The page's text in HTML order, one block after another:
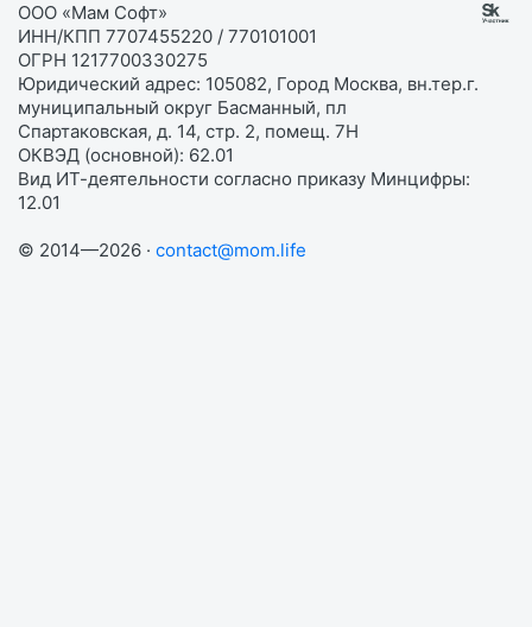
ООО «Мам Софт»
ИНН/КПП 7707455220 / 770101001
ОГРН 1217700330275
Юридический адрес: 105082, Город Москва, вн.тер.г.
муниципальный округ Басманный, пл
Спартаковская, д. 14, стр. 2, помещ. 7Н
ОКВЭД (основной): 62.01
Вид ИТ-деятельности согласно приказу Минцифры:
12.01
© 2014—2026 · contact@mom.life